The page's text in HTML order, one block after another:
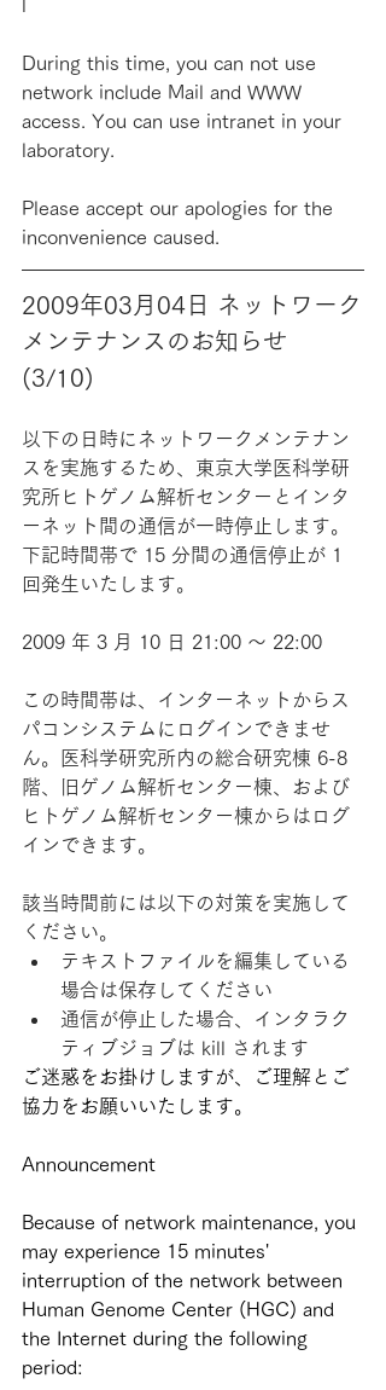
During this time, you can not use
network include Mail and WWW
access. You can use intranet in your
laboratory.
Please accept our apologies for the
inconvenience caused.
2009年03月04日 ネットワーク
メンテナンスのお知らせ
(3/10)
以下の日時にネットワークメンテナン
スを実施するため、東京大学医科学研
究所ヒトゲノム解析センターとインタ
ーネット間の通信が一時停止します。
下記時間帯で 15 分間の通信停止が 1
回発生いたします。
2009 年 3 月 10 日 21:00 ～ 22:00
この時間帯は、インターネットからス
パコンシステムにログインできませ
ん。医科学研究所内の総合研究棟 6-8
階、旧ゲノム解析センター棟、および
ヒトゲノム解析センター棟からはログ
インできます。
該当時間前には以下の対策を実施して
ください。
テキストファイルを編集している
場合は保存してください
通信が停止した場合、インタラク
ティブジョブは kill されます
ご迷惑をお掛けしますが、ご理解とご
協力をお願いいたします。
Announcement
Because of network maintenance, you
may experience 15 minutes'
interruption of the network between
Human Genome Center (HGC) and
the Internet during the following
period: